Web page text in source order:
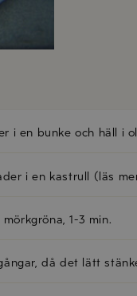
i en bunke och häll i
i en kastrull (läs
1-3 min.
då det lätt